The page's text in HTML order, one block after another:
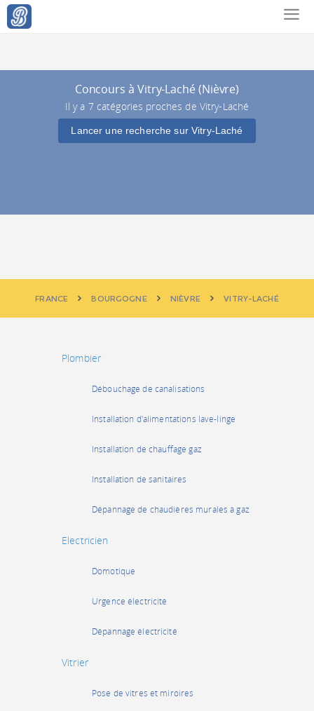
Concours à Vitry-Laché (Nièvre)
Il y a 7 catégories proches de Vitry-Laché
Lancer une recherche sur Vitry-Laché
FRANCE BOURGOGNE NIÈVRE VITRY-LACHÉ
Plombier
Débouchage de canalisations
Installation d'alimentations lave-linge
Installation de chauffage gaz
Installation de sanitaires
Dépannage de chaudières murales à gaz
Electricien
Domotique
Urgence électricité
Dépannage électricité
Vitrier
Pose de vitres et miroires